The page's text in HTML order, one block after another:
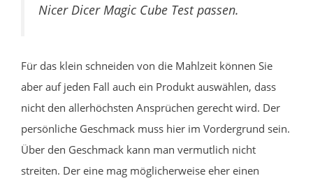
Nicer Dicer Magic Cube Test passen.
Für das klein schneiden von die Mahlzeit können Sie
aber auf jeden Fall auch ein Produkt auswählen, dass
nicht den allerhöchsten Ansprüchen gerecht wird. Der
persönliche Geschmack muss hier im Vordergrund sein.
Über den Geschmack kann man vermutlich nicht
streiten. Der eine mag möglicherweise eher einen